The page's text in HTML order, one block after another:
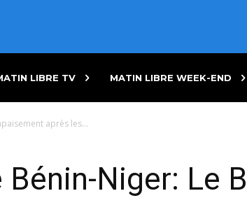
LIBRE TV MATIN LIBRE WEEK-END
après les...
Niger: Le